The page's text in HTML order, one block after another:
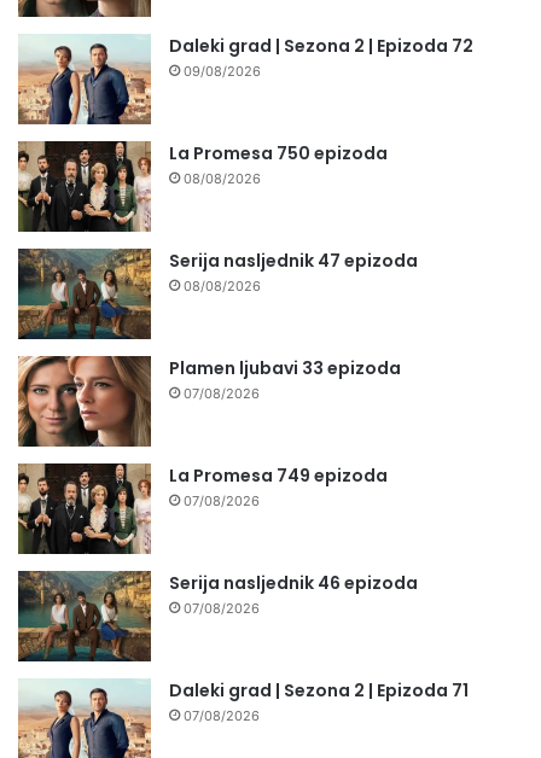
Daleki grad | Sezona 2 | Epizoda 72
09/08/2026
La Promesa 750 epizoda
08/08/2026
Serija nasljednik 47 epizoda
08/08/2026
Plamen ljubavi 33 epizoda
07/08/2026
La Promesa 749 epizoda
07/08/2026
Serija nasljednik 46 epizoda
07/08/2026
Daleki grad | Sezona 2 | Epizoda 71
07/08/2026